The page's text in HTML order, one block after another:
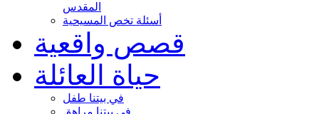
المقدس
أسئلة تخص المسيحية
قصص واقعية
حياة العائلة
في بيتنا طفل
في بيتنا مراهق